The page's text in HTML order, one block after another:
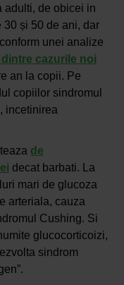
adulti, de obicei in
30 și 50 de ani, dar
unei analize
dintre cazurile noi
an la copii. Pe
copiilor sindromul
incetinirea
de
decat barbati. La
mari de glucoza
arteriala, cauza
Cushing. Si
glucocorticoizi,
sindrom